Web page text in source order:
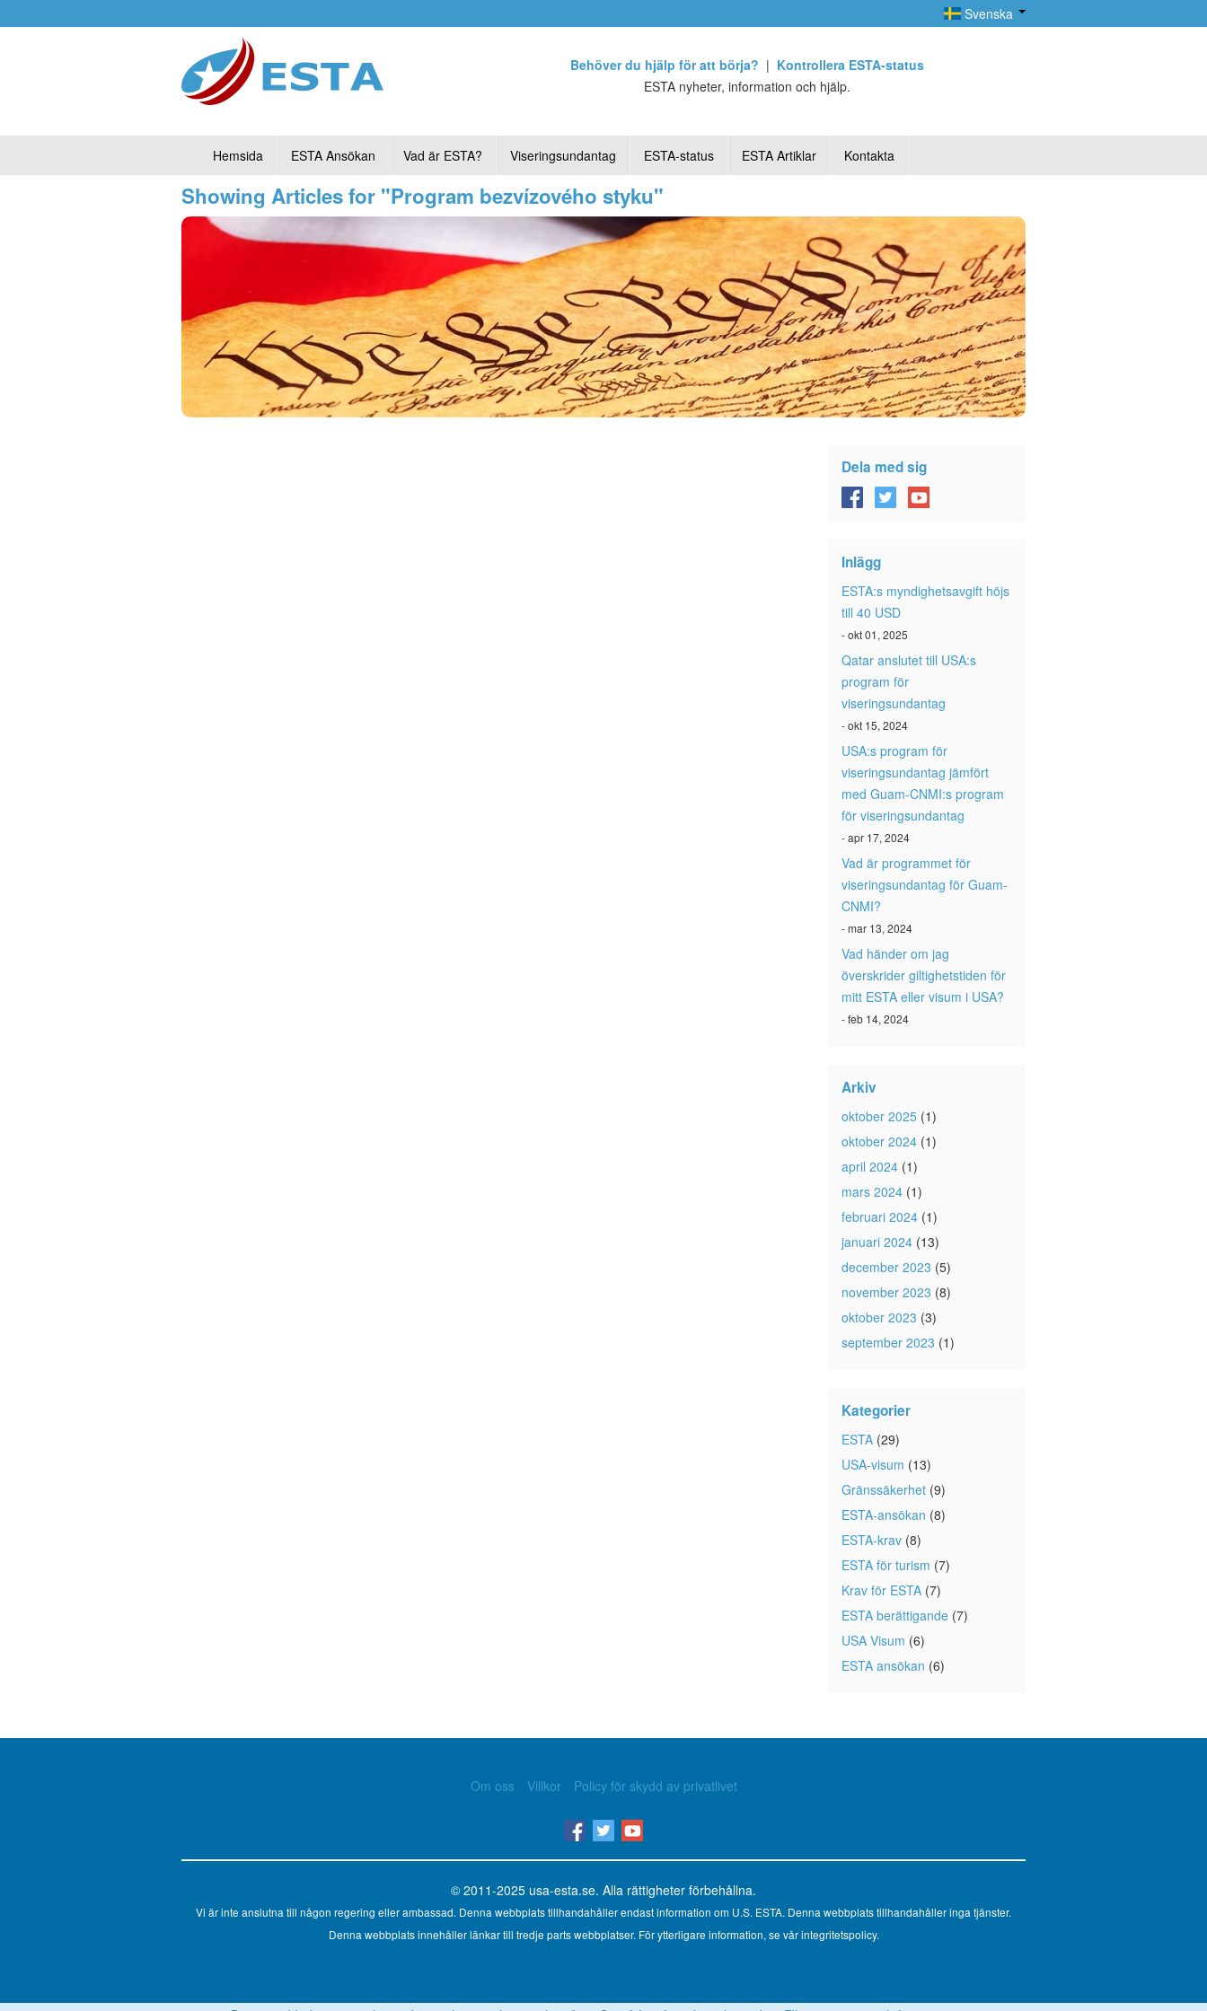
Svenska
Behöver du hjälp för att börja? | Kontrollera ESTA-status
ESTA nyheter, information och hjälp.
Hemsida ESTA Ansökan Vad är ESTA? Viseringsundantag ESTA-status ESTA Artiklar Kontakta
Showing Articles for "Program bezvízového styku"
Dela med sig
Inlägg
ESTA:s myndighetsavgift höjs
till 40 USD
- okt 01, 2025
Qatar anslutet till USA:s
program för
viseringsundantag
- okt 15, 2024
USA:s program för
viseringsundantag jämfört
med Guam-CNMI:s program
för viseringsundantag
- apr 17, 2024
Vad är programmet för
viseringsundantag för Guam-
CNMI?
- mar 13, 2024
Vad händer om jag
överskrider giltighetstiden för
mitt ESTA eller visum i USA?
- feb 14, 2024
Arkiv
oktober 2025 (1)
oktober 2024 (1)
april 2024 (1)
mars 2024 (1)
februari 2024 (1)
januari 2024 (13)
december 2023 (5)
november 2023 (8)
oktober 2023 (3)
september 2023 (1)
Kategorier
ESTA (29)
USA-visum (13)
Gränssäkerhet (9)
ESTA-ansökan (8)
ESTA-krav (8)
ESTA för turism (7)
Krav för ESTA (7)
ESTA berättigande (7)
USA Visum (6)
ESTA ansökan (6)
Om oss Villkor Policy för skydd av privatlivet
© 2011-2025 usa-esta.se. Alla rättigheter förbehållna.
Vi är inte anslutna till någon regering eller ambassad. Denna webbplats tillhandahåller endast information om U.S. ESTA. Denna webbplats tillhandahåller inga tjänster.
Denna webbplats innehåller länkar till tredje parts webbplatser. För ytterligare information, se vår integritetspolicy.